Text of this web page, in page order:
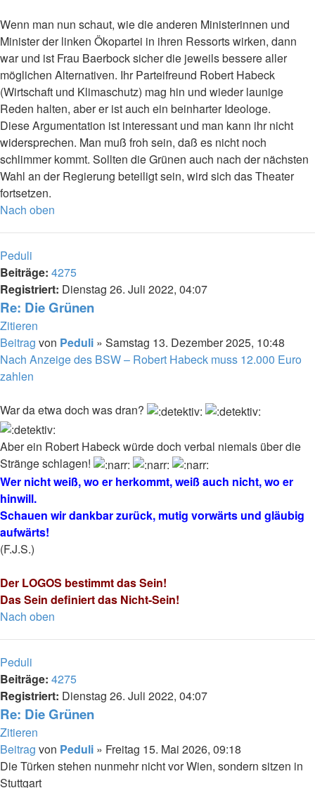
Wenn man nun schaut, wie die anderen Ministerinnen und
Minister der linken Ökopartei in ihren Ressorts wirken, dann
war und ist Frau Baerbock sicher die jeweils bessere aller
möglichen Alternativen. Ihr Parteifreund Robert Habeck
(Wirtschaft und Klimaschutz) mag hin und wieder launige
Reden halten, aber er ist auch ein beinharter Ideologe.
Diese Argumentation ist interessant und man kann ihr nicht
widersprechen. Man muß froh sein, daß es nicht noch
schlimmer kommt. Sollten die Grünen auch nach der nächsten
Wahl an der Regierung beteiligt sein, wird sich das Theater
fortsetzen.
Nach oben
Peduli
Beiträge: 4275
Registriert: Dienstag 26. Juli 2022, 04:07
Re: Die Grünen
Zitieren
Beitrag von Peduli » Samstag 13. Dezember 2025, 10:48
Nach Anzeige des BSW – Robert Habeck muss 12.000 Euro
zahlen
War da etwa doch was dran?
Aber ein Robert Habeck würde doch verbal niemals über die
Stränge schlagen!
Wer nicht weiß, wo er herkommt, weiß auch nicht, wo er
hinwill.
Schauen wir dankbar zurück, mutig vorwärts und gläubig
aufwärts!
(F.J.S.)
Der LOGOS bestimmt das Sein!
Das Sein definiert das Nicht-Sein!
Nach oben
Peduli
Beiträge: 4275
Registriert: Dienstag 26. Juli 2022, 04:07
Re: Die Grünen
Zitieren
Beitrag von Peduli » Freitag 15. Mai 2026, 09:18
Die Türken stehen nunmehr nicht vor Wien, sondern sitzen in
Stuttgart